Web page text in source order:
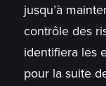
jusqu’à
contrôle des
identifiera les
pour la suite